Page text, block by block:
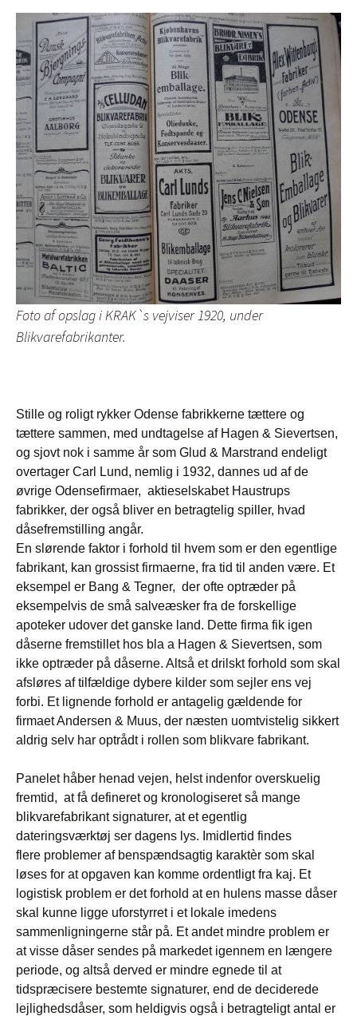
Foto af opslag i KRAK`s vejviser 1920, under
Blikvarefabrikanter.
Stille og roligt rykker Odense fabrikkerne tættere og
tættere sammen, med undtagelse af Hagen & Sievertsen,
og sjovt nok i samme år som Glud & Marstrand endeligt
overtager Carl Lund, nemlig i 1932, dannes ud af de
øvrige Odensefirmaer, aktieselskabet Haustrups
fabrikker, der også bliver en betragtelig spiller, hvad
dåsefremstilling angår.
En slørende faktor i forhold til hvem som er den egentlige
fabrikant, kan grossist firmaerne, fra tid til anden være. Et
eksempel er Bang & Tegner, der ofte optræder på
eksempelvis de små salveæsker fra de forskellige
apoteker udover det ganske land. Dette firma fik igen
dåserne fremstillet hos bla a Hagen & Sievertsen, som
ikke optræder på dåserne. Altså et drilskt forhold som skal
afsløres af tilfældige dybere kilder som sejler ens vej
forbi. Et lignende forhold er antagelig gældende for
firmaet Andersen & Muus, der næsten uomtvistelig sikkert
aldrig selv har optrådt i rollen som blikvare fabrikant.
Panelet håber henad vejen, helst indenfor overskuelig
fremtid, at få defineret og kronologiseret så mange
blikvarefabrikant signaturer, at et egentlig
dateringsværktøj ser dagens lys. Imidlertid findes
flere problemer af benspændsagtig karaktèr som skal
løses for at opgaven kan komme ordentligt fra kaj. Et
logistisk problem er det forhold at en hulens masse dåser
skal kunne ligge uforstyrret i et lokale imedens
sammenligningerne står på. Et andet mindre problem er
at visse dåser sendes på markedet igennem en længere
periode, og altså derved er mindre egnede til at
tidspræcisere bestemte signaturer, end de deciderede
lejlighedsdåser, som heldigvis også i betragteligt antal er